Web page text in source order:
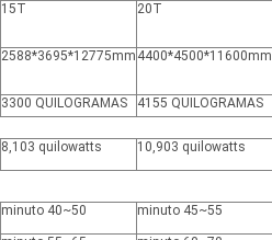
15T 20T
2588*3695*12775mm 4400*4500*11600mm
3300 QUILOGRAMAS
4155 QUILOGRAMAS
8,103 quilowatts 10,903 quilowatts
minuto 40~50 minuto 45~55